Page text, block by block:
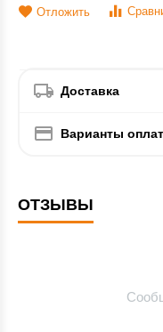
Отложить
Доставка
Варианты
ОТЗЫВЫ